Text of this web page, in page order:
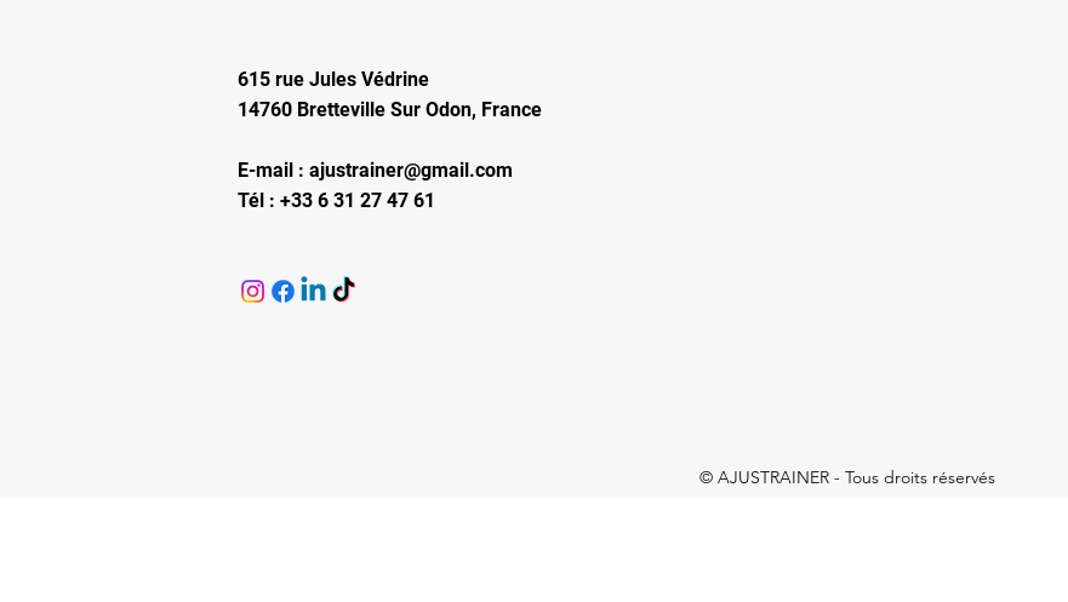
615 rue Jules Védrine
14760 Bretteville Sur Odon, France
E-mail :ajustrainer@gmail.com
Tél : +33 6 31 27 47 61
© AJUSTRAINER - Tous droits réservés